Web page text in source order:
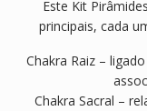
Este Kit
principais, cada
Chakra Raiz –
Chakra Sacral –